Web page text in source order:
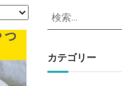
検
索
象
:
カテゴリー